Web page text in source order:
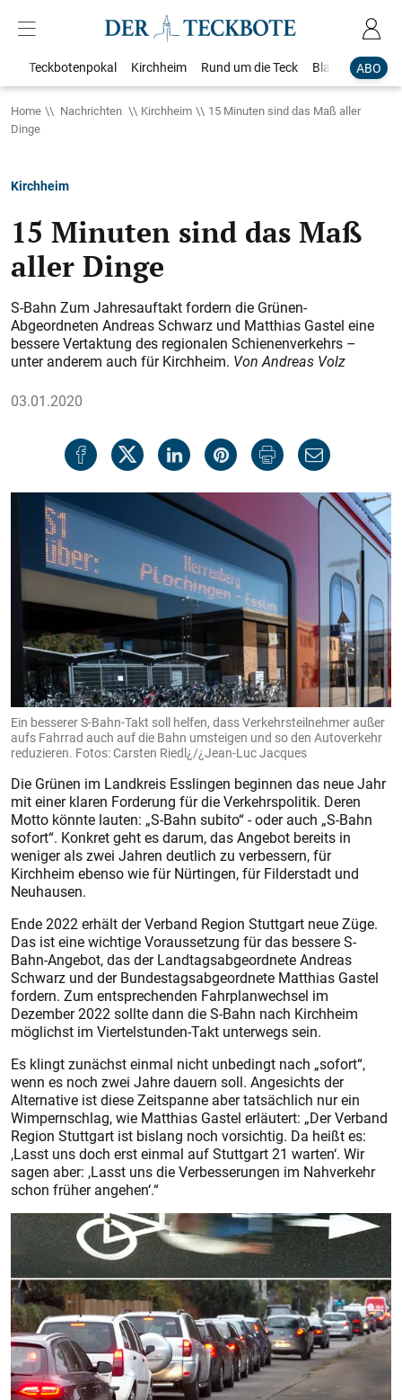
ABO
Teckbotenpokal Kirchheim Rund um die Teck Blaulicht
Home Nachrichten Kirchheim
15 Minuten sind das Maß aller
Dinge
Kirchheim
15 Minuten sind das Maß
aller Dinge
S-Bahn Zum Jahresauftakt fordern die Grünen-
Abgeordneten Andreas Schwarz und Matthias Gastel eine
bessere Vertaktung des regionalen Schienenverkehrs –
unter anderem auch für Kirchheim. Von Andreas Volz
03.01.2020
Ein besserer S-Bahn-Takt soll helfen, dass Verkehrsteilnehmer außer
aufs Fahrrad auch auf die Bahn umsteigen und so den Autoverkehr
reduzieren. Fotos: Carsten Riedl¿/¿Jean-Luc Jacques
Die Grünen im Landkreis Esslingen beginnen das neue Jahr
mit einer klaren Forderung für die Verkehrspolitik. Deren
Motto könnte lauten: „S-Bahn subito“ - oder auch „S-Bahn
sofort“. Konkret geht es darum, das Angebot bereits in
weniger als zwei Jahren deutlich zu verbessern, für
Kirchheim ebenso wie für Nürtingen, für Filderstadt und
Neuhausen.
Ende 2022 erhält der Verband Region Stuttgart neue Züge.
Das ist eine wichtige Voraussetzung für das bessere S-
Bahn-Angebot, das der Landtagsabgeordnete Andreas
Schwarz und der Bundestagsabgeordnete Matthias Gastel
fordern. Zum entsprechenden Fahrplanwechsel im
Dezember 2022 sollte dann die S-Bahn nach Kirchheim
möglichst im Viertelstunden-Takt unterwegs sein.
Es klingt zunächst einmal nicht unbedingt nach „sofort“,
wenn es noch zwei Jahre dauern soll. Angesichts der
Alternative ist diese Zeitspanne aber tatsächlich nur ein
Wimpernschlag, wie Matthias Gastel erläutert: „Der Verband
Region Stuttgart ist bislang noch vorsichtig. Da heißt es:
,Lasst uns doch erst einmal auf Stuttgart 21 warten‘. Wir
sagen aber: ,Lasst uns die Verbesserungen im Nahverkehr
schon früher angehen‘.“